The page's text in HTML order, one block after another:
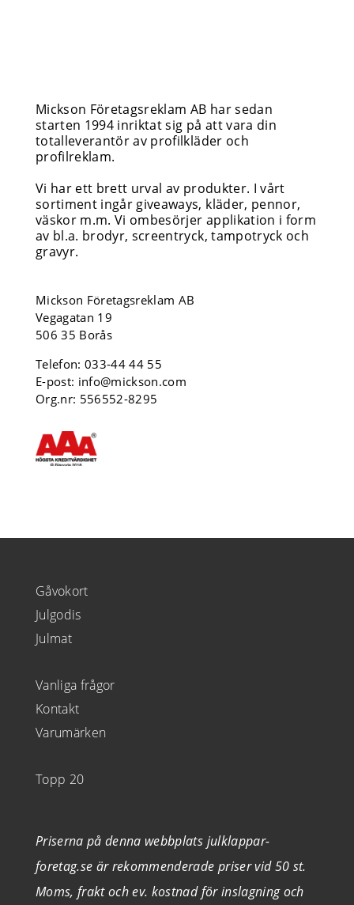
Mickson Företagsreklam AB har sedan
starten 1994 inriktat sig på att vara din
totalleverantör av profilkläder och
profilreklam.
Vi har ett brett urval av produkter. I vårt
sortiment ingår giveaways, kläder, pennor,
väskor m.m. Vi ombesörjer applikation i form
av bl.a. brodyr, screentryck, tampotryck och
gravyr.
Mickson Företagsreklam AB
Vegagatan 19
506 35 Borås
Telefon:033-44 44 55
E-post: info@mickson.com
Org.nr: 556552-8295
Gåvokort
Julgodis
Julmat
Vanliga frågor
Kontakt
Varumärken
Topp 20
Priserna på denna webbplats julklappar-
foretag.se är rekommenderade priser vid 50 st.
Moms, frakt och ev. kostnad för inslagning och